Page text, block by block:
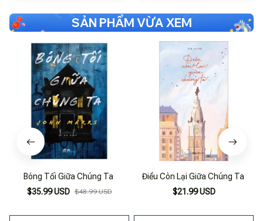
SẢN PHẨM VỪA XEM
Bóng Tối Giữa Chúng Ta
$35.99 USD $48.99 USD
Điều Còn Lại Giữa Chúng Ta
$21.99 USD